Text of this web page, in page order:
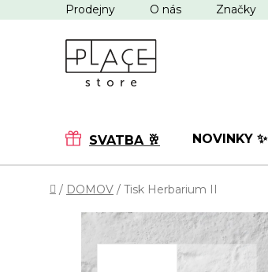
na
Prodejny O nás Značky
SVATBA 🥂 NOVINKY ✨
Domů
/ DOMOV / Tisk Herbarium II